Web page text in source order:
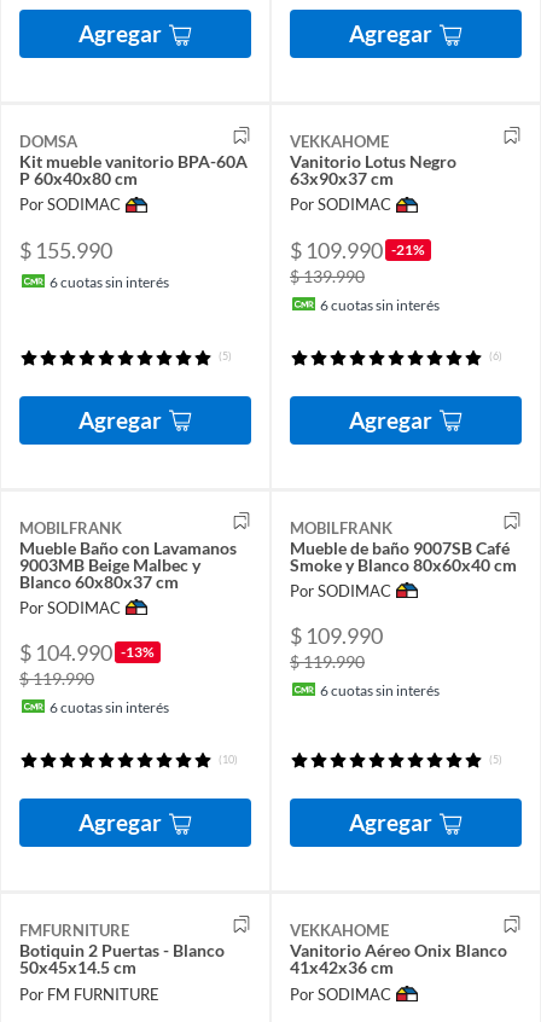
Agregar Agregar
DOMSA
Kit mueble vanitorio BPA-60A
P 60x40x80 cm
Por SODIMAC
$ 155.990
6cuotas sin interés
(5)
Agregar
VEKKAHOME
Vanitorio Lotus Negro
63x90x37 cm
Por SODIMAC
$ 109.990 -21%
$ 139.990
6cuotas sin interés
(6)
Agregar
MOBILFRANK
Mueble Baño con Lavamanos
9003MB Beige Malbec y
Blanco 60x80x37 cm
Por SODIMAC
$ 104.990 -13%
$ 119.990
6cuotas sin interés
(10)
Agregar
MOBILFRANK
Mueble de baño 9007SB Café
Smoke y Blanco 80x60x40 cm
Por SODIMAC
$ 109.990
$ 119.990
6cuotas sin interés
(5)
Agregar
FMFURNITURE
Botiquin 2 Puertas - Blanco
50x45x14.5 cm
Por FM FURNITURE
VEKKAHOME
Vanitorio Aéreo Onix Blanco
41x42x36 cm
Por SODIMAC